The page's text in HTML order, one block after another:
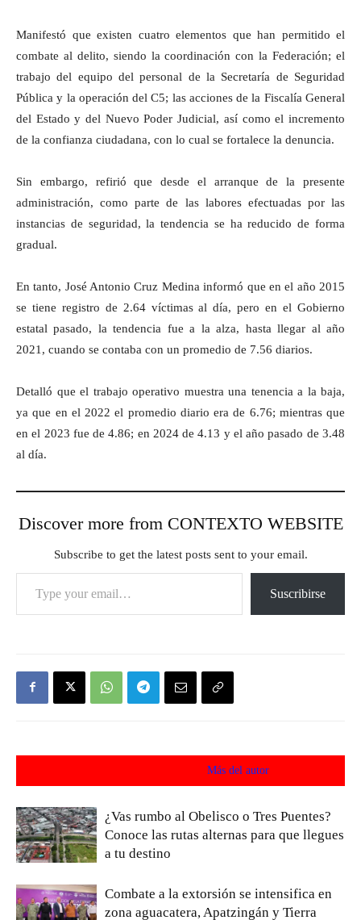
Manifestó que existen cuatro elementos que han permitido el
combate al delito, siendo la coordinación con la Federación; el
trabajo del equipo del personal de la Secretaría de Seguridad
Pública y la operación del C5; las acciones de la Fiscalía General
del Estado y del Nuevo Poder Judicial, así como el incremento
de la confianza ciudadana, con lo cual se fortalece la denuncia.
Sin embargo, refirió que desde el arranque de la presente
administración, como parte de las labores efectuadas por las
instancias de seguridad, la tendencia se ha reducido de forma
gradual.
En tanto, José Antonio Cruz Medina informó que en el año 2015
se tiene registro de 2.64 víctimas al día, pero en el Gobierno
estatal pasado, la tendencia fue a la alza, hasta llegar al año
2021, cuando se contaba con un promedio de 7.56 diarios.
Detalló que el trabajo operativo muestra una tenencia a la baja,
ya que en el 2022 el promedio diario era de 6.76; mientras que
en el 2023 fue de 4.86; en 2024 de 4.13 y el año pasado de 3.48
al día.
Discover more from CONTEXTO WEBSITE
Subscribe to get the latest posts sent to your email.
Type your email…
Suscribirse
Más del autor
¿Vas rumbo al Obelisco o Tres Puentes?
Conoce las rutas alternas para que llegues
a tu destino
Combate a la extorsión se intensifica en
zona aguacatera, Apatzingán y Tierra